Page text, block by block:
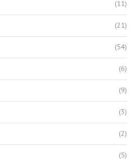
(11)
(21)
(54)
(6)
(9)
(3)
(2)
(5)